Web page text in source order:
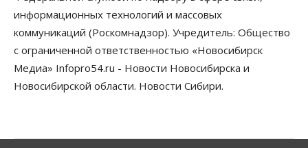
информационных технологий и массовых
коммуникаций (Роскомнадзор). Учредитель: Общество
с ограниченной ответственностью «Новосибирск
Медиа» Infopro54.ru - Новости Новосибирска и
Новосибирской области. Новости Сибири.